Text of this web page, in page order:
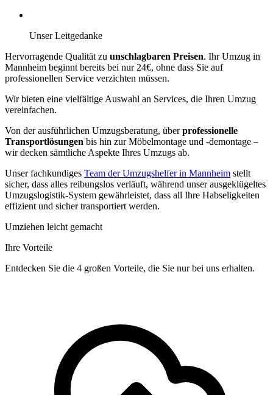
Unser Leitgedanke
Hervorragende Qualität zu unschlagbaren Preisen. Ihr Umzug in
Mannheim beginnt bereits bei nur 24€, ohne dass Sie auf
professionellen Service verzichten müssen.
Wir bieten eine vielfältige Auswahl an Services, die Ihren Umzug
vereinfachen.
Von der ausführlichen Umzugsberatung, überprofessionelle
Transportlösungen bis hin zur Möbelmontage und -demontage –
wir decken sämtliche Aspekte Ihres Umzugs ab.
Unser fachkundiges Team der Umzugshelfer in Mannheim stellt
sicher, dass alles reibungslos verläuft, während unser ausgeklügeltes
Umzugslogistik-System gewährleistet, dass all Ihre Habseligkeiten
effizient und sicher transportiert werden.
Umziehen leicht gemacht
Ihre Vorteile
Entdecken Sie die 4 großen Vorteile, die Sie nur bei uns erhalten.